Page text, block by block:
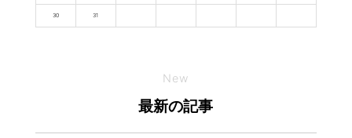
30 31
New
最新の記事